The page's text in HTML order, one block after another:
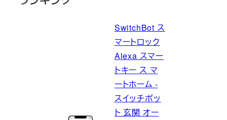
SwitchBot ス
マートロック
Alexa スマー
トキー ス マ
ートホーム -
スイッチボッ
ト 玄関 オー